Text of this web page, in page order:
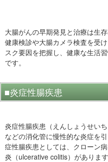
大腸がんの早期発見と治療は生
健康検診や大腸カメラ検査を受
スク要因を把握し、健康な生活
です。
■炎症性腸疾患
炎症性腸疾患（えんしょうせい
などの消化管に慢性的な炎症を
症性腸疾患としては、クローン
炎（ulcerative colitis）があります